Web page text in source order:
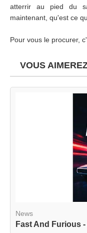
atterrir au pied du
maintenant, qu'est ce
Pour vous le procurer,
VOUS
News
Fast And Furious